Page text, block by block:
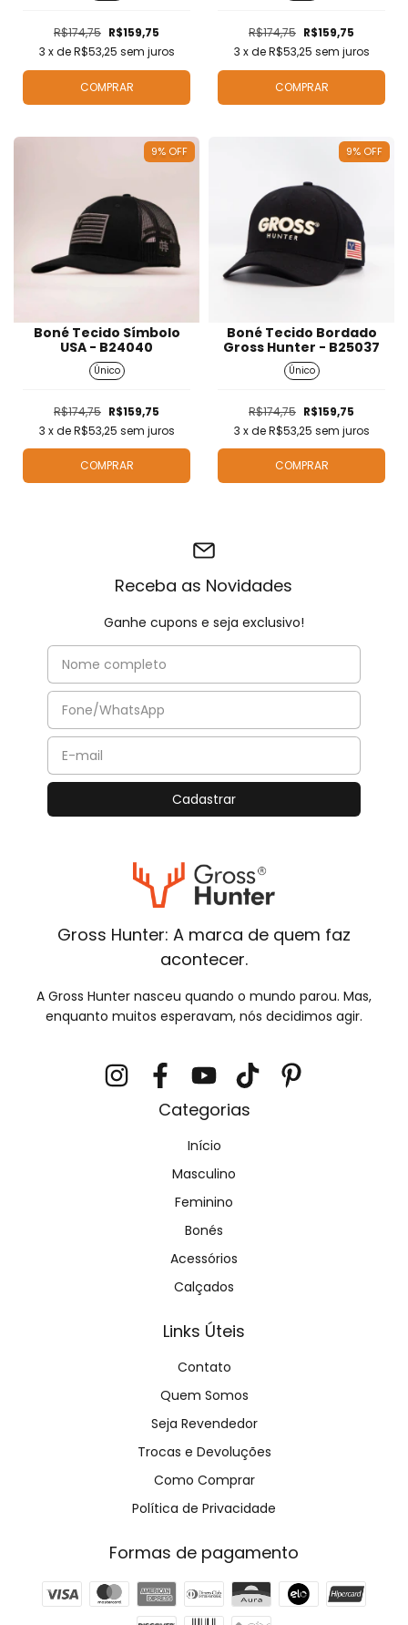
R$174,75 R$159,75
3 x deR$53,25 sem juros
COMPRAR
R$174,75 R$159,75
3 x deR$53,25 sem juros
COMPRAR
9% OFF
Boné Tecido Símbolo
USA - B24040
Único
R$174,75 R$159,75
3 x deR$53,25 sem juros
COMPRAR
9% OFF
Boné Tecido Bordado
Gross Hunter - B25037
Único
R$174,75 R$159,75
3 x deR$53,25 sem juros
COMPRAR
Receba as Novidades
Ganhe cupons e seja exclusivo!
Gross Hunter: A marca de quem faz
acontecer.
A Gross Hunter nasceu quando o mundo parou. Mas,
enquanto muitos esperavam, nós decidimos agir.
Categorias
Início
Masculino
Feminino
Bonés
Acessórios
Calçados
Links Úteis
Contato
Quem Somos
Seja Revendedor
Trocas e Devoluções
Como Comprar
Política de Privacidade
Formas de pagamento